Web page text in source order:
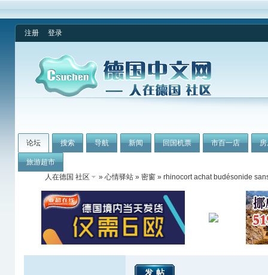
注册 登录
论坛 搜索 导航 新闻 回国机票 市百一店
旅游超市
人在德国 社区
» 心情驿站 » 密窗 » rhinocort achat budésonide
发帖